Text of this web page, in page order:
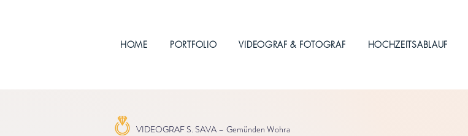
HOME PORTFOLIO VIDEOGRAF & FOTOGRAF HOCHZEITSABLAUF
VIDEOGRAF S. SAVA – Gemünden Wohra